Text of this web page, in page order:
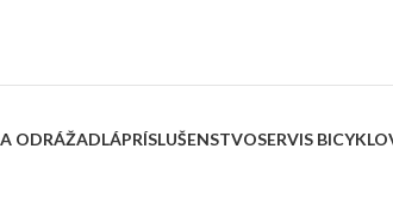
ODRÁŽADLÁPRÍSLUŠENSTVOSERVIS